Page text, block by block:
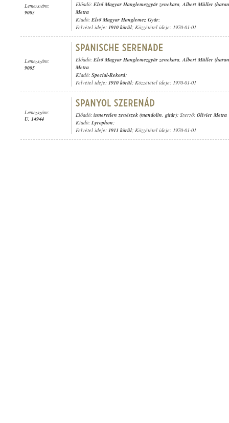
Lemezszám:
9005
Előadó: Első Magyar Hanglemezgyár zenekara,Albert Müller
Metra
Kiadó: Első Magyar Hanglemez Gyár;
Felvétel ideje: 1910 körül; Közzététel ideje: 1970-01-01
Lemezszám:
9005
Előadó: Első Magyar Hanglemezgyár zenekara,Albert Müller
Metra
Kiadó: Special-Rekord;
Felvétel ideje: 1910 körül; Közzététel ideje: 1970-01-01
Lemezszám:
U. 14944
Előadó: ismeretlen zenészek (mandolin, gitár); Szerző: Olivier Metra
Kiadó: Lyrophon;
Felvétel ideje: 1911 körül; Közzététel ideje: 1970-01-01